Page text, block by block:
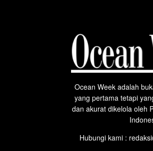
Ocean Week adalah
yang pertama tetapi
dan akurat dikelola oleh
Hubungi kami :